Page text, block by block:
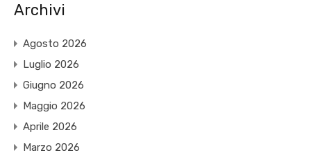
Archivi
Agosto 2026
Luglio 2026
Giugno 2026
Maggio 2026
Aprile 2026
Marzo 2026